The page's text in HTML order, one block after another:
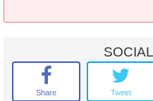
growing yuka trees and other
Two-phase electricity, regional
#sell land cheaply
#Selling land in Phanom Sarakham
#Selling land in Chachoengsao
Share Tweet